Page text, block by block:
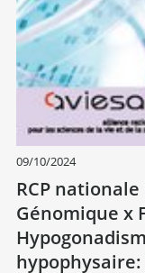
09/10/2024
RCP
Génomique x
hypophysaire: